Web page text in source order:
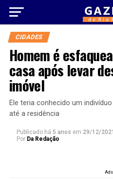
CIDADES
Homem é
casa após levar
imóvel
Ele teria conhecido um
até a residência
Publicado há 5 anos em 29/12/2021
Por Da Redação
Ads